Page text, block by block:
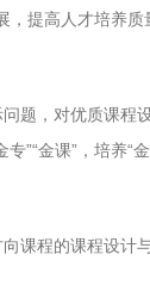
，提高人才培养质
题，对优质课程
”“金课”，培养“金
课程的课程设